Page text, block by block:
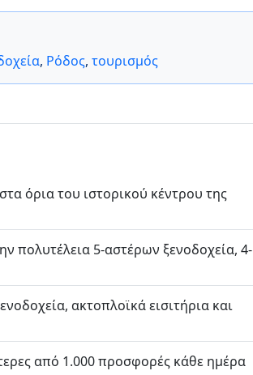
, Ρόδος, τουρισμός
όρια του ιστορικού κέντρου της
πολυτέλεια 5-αστέρων ξενοδοχεία, 4-
ακτοπλοϊκά εισιτήρια και
από 1.000 προσφορές κάθε ημέρα